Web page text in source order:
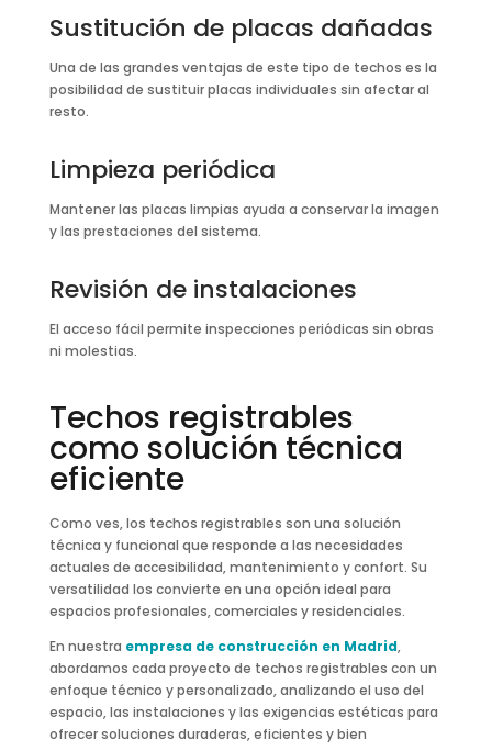
Sustitución de placas dañadas
Una de las grandes ventajas de este tipo de techos es la
posibilidad de sustituir placas individuales sin afectar al
resto.
Limpieza periódica
Mantener las placas limpias ayuda a conservar la imagen
y las prestaciones del sistema.
Revisión de instalaciones
El acceso fácil permite inspecciones periódicas sin obras
ni molestias.
Techos registrables
como solución técnica
eficiente
Como ves, los techos registrables son una solución
técnica y funcional que responde a las necesidades
actuales de accesibilidad, mantenimiento y confort. Su
versatilidad los convierte en una opción ideal para
espacios profesionales, comerciales y residenciales.
En nuestra empresa de construcción en Madrid,
abordamos cada proyecto de techos registrables con un
enfoque técnico y personalizado, analizando el uso del
espacio, las instalaciones y las exigencias estéticas para
ofrecer soluciones duraderas, eficientes y bien